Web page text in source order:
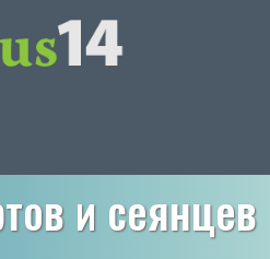
и сеянцев